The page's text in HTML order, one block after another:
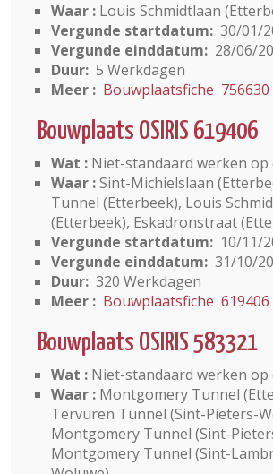
Waar : Louis Schmidtlaan
Vergunde startdatum: 30/01/
Vergunde einddatum: 28/06/
Duur: 5 Werkdagen
Meer : Bouwplaatsfiche 756630
Bouwplaats OSIRIS 619406
Wat : Niet-standaard werken op
Waar :Sint-Michielslaan
Tunnel (Etterbeek), Louis
(Etterbeek), Eskadronstraat
Vergunde startdatum: 10/11/
Vergunde einddatum: 31/10/
Duur: 320 Werkdagen
Meer : Bouwplaatsfiche 619406
Bouwplaats OSIRIS 583321
Wat : Niet-standaard werken op
Waar : Montgomery Tunnel
Tervuren Tunnel (Sint-Pieters-
Montgomery Tunnel (Sint-
Montgomery Tunnel (Sint-